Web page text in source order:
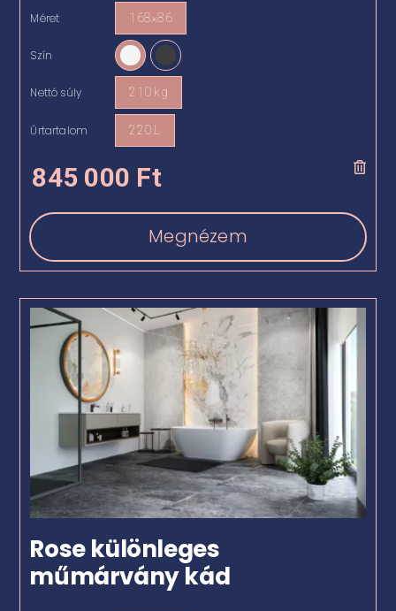
Méret 168×86
Szín
Nettó súly 210 kg
Űrtartalom 220 L
845 000 Ft
Megnézem
Rose különleges
műmárvány kád